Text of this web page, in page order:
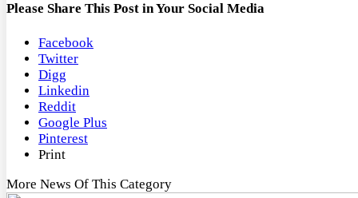
Please Share This Post in Your Social Media
Facebook
Twitter
Digg
Linkedin
Reddit
Google Plus
Pinterest
Print
More News Of This Category